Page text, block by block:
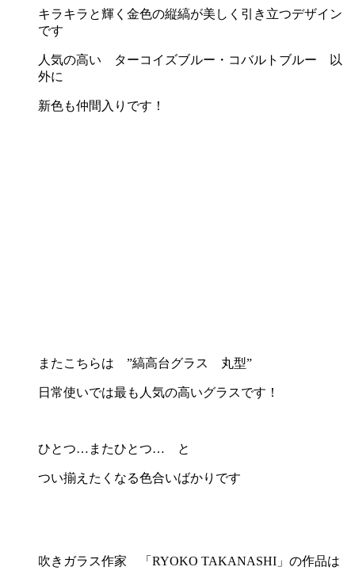
キラキラと輝く金色の縦縞が美しく引き立つデザイン
です
人気の高い ターコイズブルー・コバルトブルー 以
外に
新色も仲間入りです！
またこちらは ”縞高台グラス 丸型”
日常使いでは最も人気の高いグラスです！
ひとつ…またひとつ… と
つい揃えたくなる色合いばかりです
吹きガラス作家 「RYOKO TAKANASHI」の作品は